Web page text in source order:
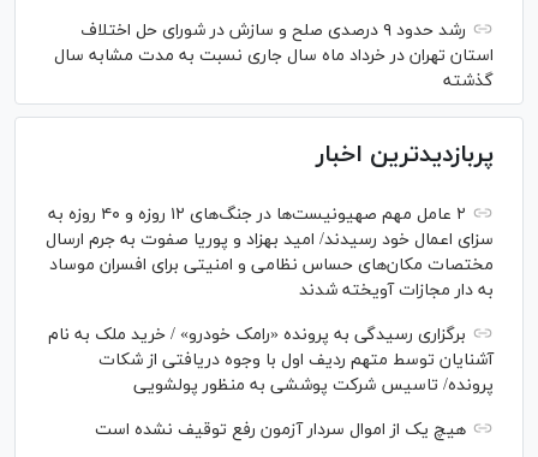
رشد حدود ۹ درصدی صلح و سازش در شورای حل اختلاف
استان تهران در خرداد ماه سال جاری نسبت به مدت مشابه سال
گذشته
پربازدیدترین اخبار
۲ عامل مهم صهیونیست‌ها در جنگ‌های ۱۲ روزه و ۴۰ روزه به
سزای اعمال خود رسیدند/ امید بهزاد و پوریا صفوت به جرم ارسال
مختصات مکان‌های حساس نظامی و امنیتی برای افسران موساد
به دار مجازات آویخته شدند
برگزاری رسیدگی به پرونده «رامک خودرو» / خرید ملک به نام
آشنایان توسط متهم ردیف اول با وجوه دریافتی از شکات
پرونده/ تاسیس شرکت پوششی به منظور پولشویی
هیچ یک از اموال سردار آزمون رفع توقیف نشده است